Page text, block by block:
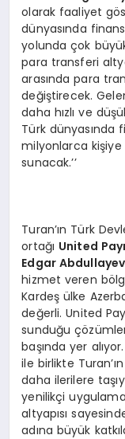
olarak faaliyet
dünyasında
yolunda çok
para transferi
arasında para
değiştirecek.
daha hızlı ve
Türk dünyasında
milyonlarca
sunacak.’’
Turan’ın Türk
ortağı United
Edgar Abdullayev
hizmet veren
Kardeş ülke
değerli. United
sunduğu
başında yer
ile birlikte
daha ilerilere
yenilikçi
altyapısı
adına büyük